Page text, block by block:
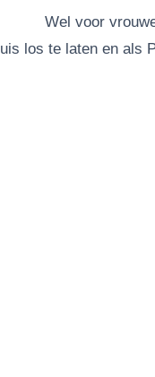
Wel voor
los te laten en als